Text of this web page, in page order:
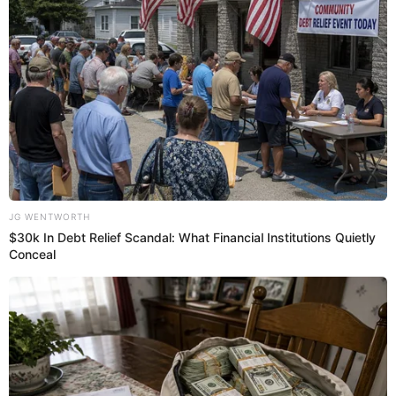
31 Jul 2023 | 7:41 h
Perrito policía mordió la mano a periodista que
quiso tocar su arma: “Más respeto con la
autoridad”
‘Chato’ le puso el 'pare' a reportero que intentó tocar su arma sin su
consentimiento. La curiosa escena fue viral en redes sociales.
Suleika Caicat
Viral